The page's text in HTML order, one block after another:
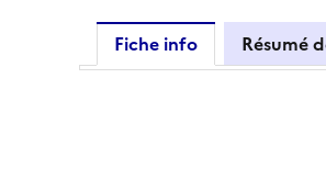
Fiche info Résumé